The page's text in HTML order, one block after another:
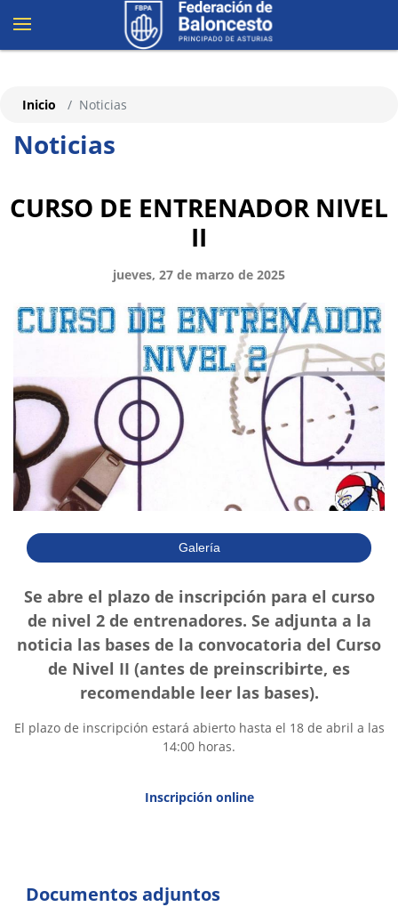
Noticias
Inicio Noticias
CURSO DE ENTRENADOR NIVEL
II
jueves, 27 de marzo de 2025
Galería
Se abre el plazo de inscripción para el curso
de nivel 2 de entrenadores. Se adjunta a la
noticia las bases de la convocatoria del Curso
de Nivel II (antes de preinscribirte, es
recomendable leer las bases).
El plazo de inscripción estará abierto hasta el 18 de abril a las
14:00 horas.
Inscripción online
Documentos adjuntos